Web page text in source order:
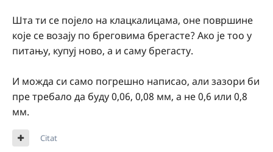
Шта ти се појело на клацкалицама, оне површине
које се возају по бреговима брегасте? Ако је тоо у
питању, купуј ново, а и саму брегасту.
И можда си само погрешно написао, али зазори би
пре требало да буду 0,06, 0,08 мм, а не 0,6 или 0,8
мм.
Citat